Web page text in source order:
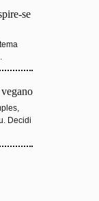
se
Decidi